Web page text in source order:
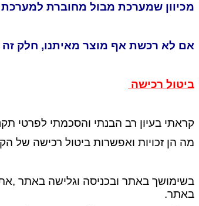
מכיוון שמערכת מבול מחוברת
אם לא רכשת אף מוצר מאיתנו, חלק זה
ביטול רכישה
קראתי בעיון רב הבנתי והסכמתי לפרטי
מה הן זכויות ואפשרות ביטול רכישה של
בשימושך באתר ובכניסה וגלישה באתר
באתר.